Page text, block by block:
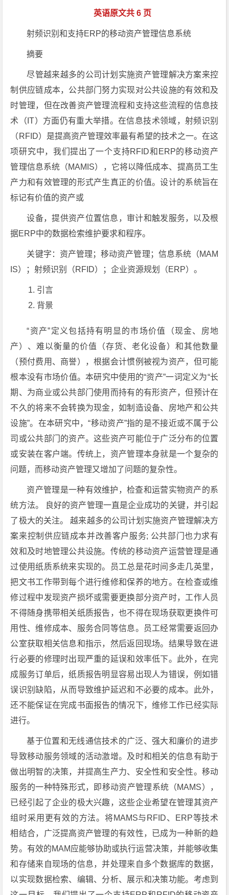
英语原文共 6 页
射频识别和支持ERP的移动资产管理信息系统
摘要
尽管越来越多的公司计划实施资产管理解决方案来控
制供应链成本，公共部门努力实现对公共设施的有效和及
时管理，但在改善资产管理流程和支持这些流程的信息技
术（IT）方面仍有重大举措。在信息技术领域，射频识别
（RFID）是提高资产管理效率最有希望的技术之一。在这
项研究中，我们提出了一个支持RFID和ERP的移动资产
管理信息系统（MAMIS），它将以降低成本、提高员工生
产力和有效管理的形式产生真正的价值。设计的系统旨在
标记有价值的资产或
设备，提供资产位置信息，审计和触发服务，以及根
据ERP中的数据检索维护要求和程序。
关键字：资产管理；移动资产管理；信息系统（MAM
IS）；射频识别（RFID）；企业资源规划（ERP）。
引言
背景
“资产”定义包括持有明显的市场价值（现金、房地
产）、难以衡量的价值（存货、老化设备）和其他数量
（预付费用、商誉），根据会计惯例被视为资产，但可能
根本没有市场价值。本研究中使用的“资产”一词定义为“长
期、为商业或公共部门使用而持有的有形资产，但预计在
不久的将来不会转换为现金，如制造设备、房地产和公共
设施”。在本研究中，“移动资产”指的是不接近或不属于公
司或公共部门的资产。这些资产可能位于广泛分布的位置
或安装在客户端。传统上，资产管理本身就是一个复杂的
问题，而移动资产管理又增加了问题的复杂性。
资产管理是一种有效维护，检查和运营实物资产的系
统方法。 良好的资产管理一直是企业成功的关键，并引起
了极大的关注。 越来越多的公司计划实施资产管理解决方
案来控制供应链成本并改善客户服务; 公共部门也力求有
效和及时地管理公共设施。传统的移动资产运营管理是通
过使用纸质系统来实现的。员工总是花时间多走几英里，
把文书工作带到每个进行维修和保养的地方。在检查或维
修过程中发现资产损坏或需要更换部分资产时，工作人员
不得随身携带相关纸质报告，也不得在现场获取更换件可
用性、维修成本、服务合同等信息。员工经常需要返回办
公室获取相关信息和指示，然后返回现场。结果导致在进
行必要的修理时出现严重的延误和效率低下。此外，在完
成服务订单后，纸质报告明显容易出现人为错误，例如错
误识别缺陷，从而导致维护延迟和不必要的成本。此外，
还不能保证在完成书面报告的情况下，维修工作已经实际
进行。
基于位置和无线通信技术的广泛、强大和廉价的进步
导致移动服务领域的活动激增。及时和相关的信息有助于
做出明智的决策，并提高生产力、安全性和安全性。移动
服务的一种特殊形式，即移动资产管理系统（MAMS），
已经引起了企业的极大兴趣，这些企业希望在管理其资产
组时采用更有效的方法。将MAMS与RFID、ERP等技术
相结合，广泛提高资产管理的有效性，已成为一种新的趋
势。有效的MAM应能够协助或执行运营决策，并能够收集
和存储来自现场的信息，并处理来自多个数据库的数据，
以实现数据检索、编辑、分析、展示和决策功能。考虑到